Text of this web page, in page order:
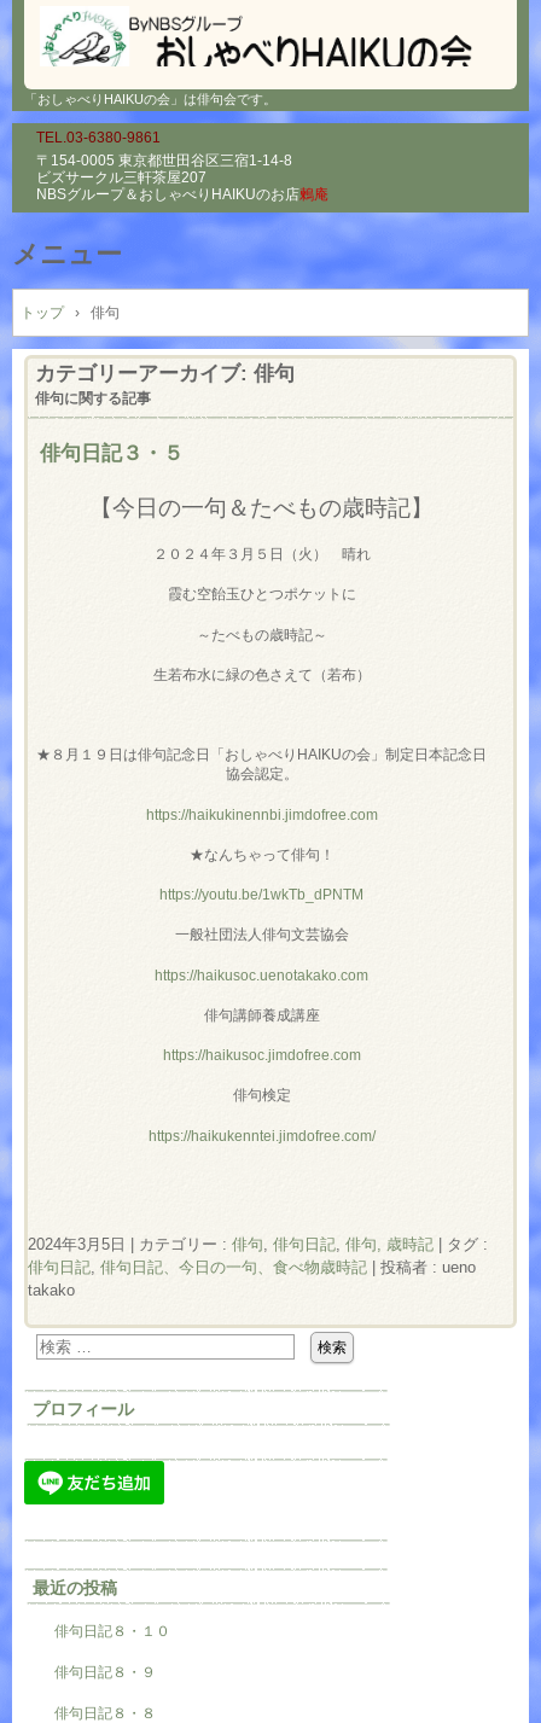
「おしゃべりHAIKUの会」は俳句会です。
TEL.03-6380-9861
〒154-0005 東京都世田谷区三宿1-14-8
ビズサークル三軒茶屋207
NBSグループ＆ おしゃべりHAIKUのお店鶫庵
メニュー
コ
ン
テ
ン
へ
トップ › 俳句
カテゴリーアーカイブ: 俳句
俳句に関する記事
俳句日記３・５
【今日の一句＆たべもの歳時記】
２０２４年３月５日（火） 晴れ
霞む空飴玉ひとつポケットに
～たべもの歳時記～
生若布水に緑の色さえて（若布）
★８月１９日は俳句記念日「おしゃべりHAIKUの会」制定日本記念日
協会認定。
https://haikukinennbi.jimdofree.com
★なんちゃって俳句！
https://youtu.be/1wkTb_dPNTM
一般社団法人俳句文芸協会
https://haikusoc.uenotakako.com
俳句講師養成講座
https://haikusoc.jimdofree.com
俳句検定
https://haikukenntei.jimdofree.com/
2024年3月5日 カテゴリー : 俳句 俳句日記 俳句, 歳時記
タグ :
俳句日記 俳句日記、今日の一句、食べ物歳時記
投稿者 : ueno
takako
プロフィール
最近の投稿
俳句日記８・１０
俳句日記８・９
俳句日記８・８